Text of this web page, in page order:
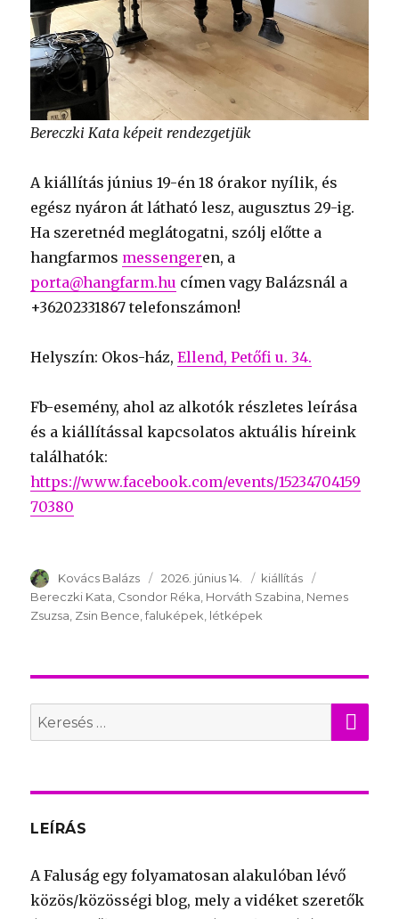
Bereczki Kata képeit rendezgetjük
A kiállítás június 19-én 18 órakor nyílik, és
egész nyáron át látható lesz, augusztus 29-ig.
Ha szeretnéd meglátogatni, szólj előtte a
hangfarmos messengeren, a
porta@hangfarm.hu címen vagy Balázsnál a
+36202331867 telefonszámon!
Helyszín: Okos-ház,Ellend, Petőfi u. 34.
Fb-esemény, ahol az alkotók részletes leírása
és a kiállítással kapcsolatos aktuális híreink
találhatók:
https://www.facebook.com/events/15234704159
70380
Szerző
Kovács Balázs Publikálva
2026. június 14. Témakör
kiállítás
Bereczki Kata Csondor Réka Horváth Szabina Nemes
Zsuzsa Zsin Bence faluképek létképek
Search
for:
LEÍRÁS
A Faluság egy folyamatosan alakulóban lévő
közös/közösségi blog, mely a vidéket szeretők